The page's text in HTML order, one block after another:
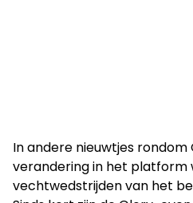
In andere nieuwtjes rondom
verandering in het platform
vechtwedstrijden van het